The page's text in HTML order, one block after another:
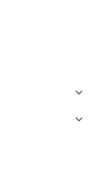

